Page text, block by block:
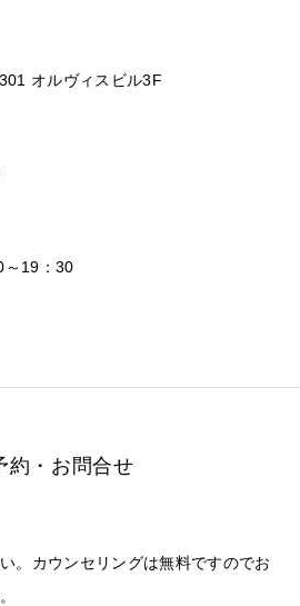
オルヴィスビル3F
19：30
約・お問合せ
。カウンセリングは無料ですのでお